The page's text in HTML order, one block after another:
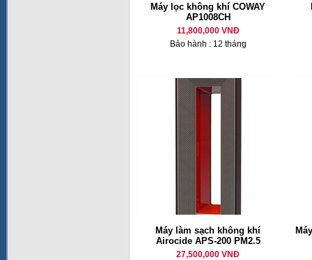
Máy lọc không khí COWAY
AP1008CH
11,800,000 VNĐ
Bảo hành : 12 tháng
Máy làm sạch không khí
Airocide APS-200 PM2.5
27,500,000 VNĐ